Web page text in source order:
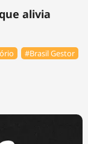
alivia
#Brasil Gestor